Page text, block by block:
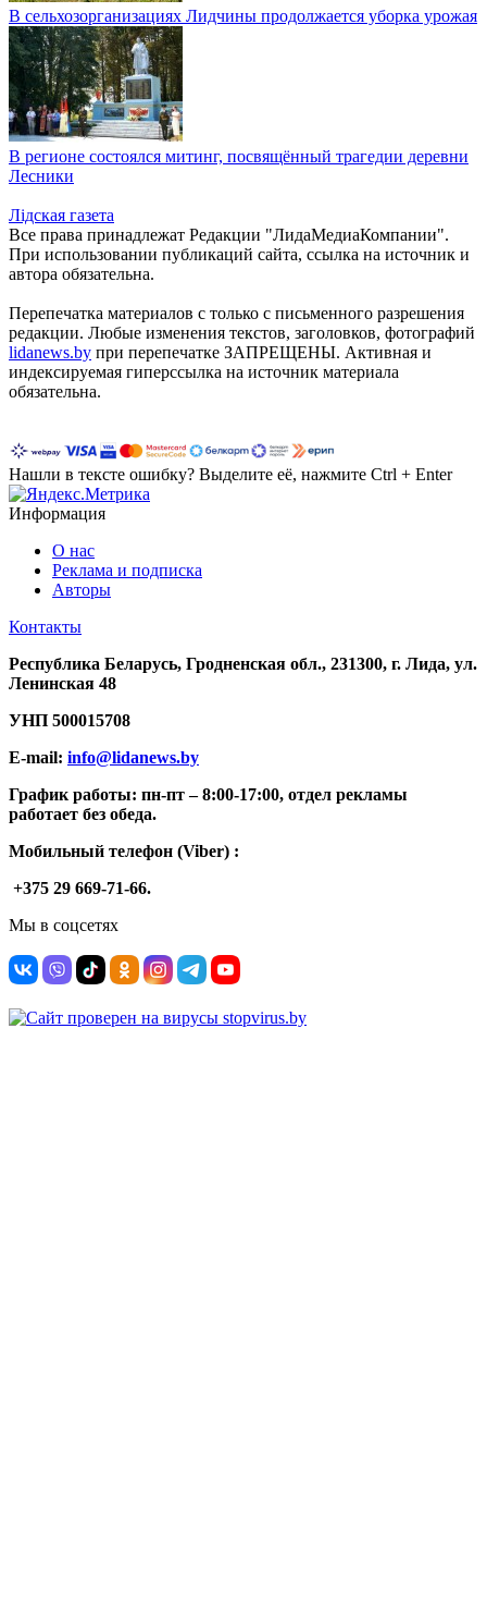
В сельхозорганизациях Лидчины продолжается уборка урожая
В регионе состоялся митинг, посвящённый трагедии деревни
Лесники
Лiдская газета
Все права принадлежат Редакции "ЛидаМедиаКомпании".
При использовании публикаций сайта, ссылка на источник и
автора обязательна.
Перепечатка материалов c только с письменного разрешения
редакции. Любые изменения текстов, заголовков, фотографий
lidanews.by при перепечатке ЗАПРЕЩЕНЫ. Активная и
индексируемая гиперссылка на источник материала
обязательна.
Нашли в тексте ошибку? Выделите её, нажмите Ctrl + Enter
Информация
О нас
Реклама и подписка
Авторы
Контакты
Республика Беларусь, Гродненская обл., 231300, г. Лида, ул.
Ленинская 48
УНП 500015708
E-mail: info@lidanews.by
График работы: пн-пт –8:00-17:00, отдел рекламы
работает без обеда.
Мобильный телефон (Viber) :
+375 29 669-71-66.
Мы в соцсетях